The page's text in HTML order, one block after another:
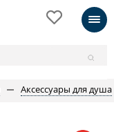
Аксессуары для душа